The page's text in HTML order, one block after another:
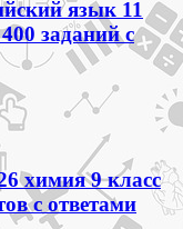
язык 11
заданий с
химия 9 класс
с ответами